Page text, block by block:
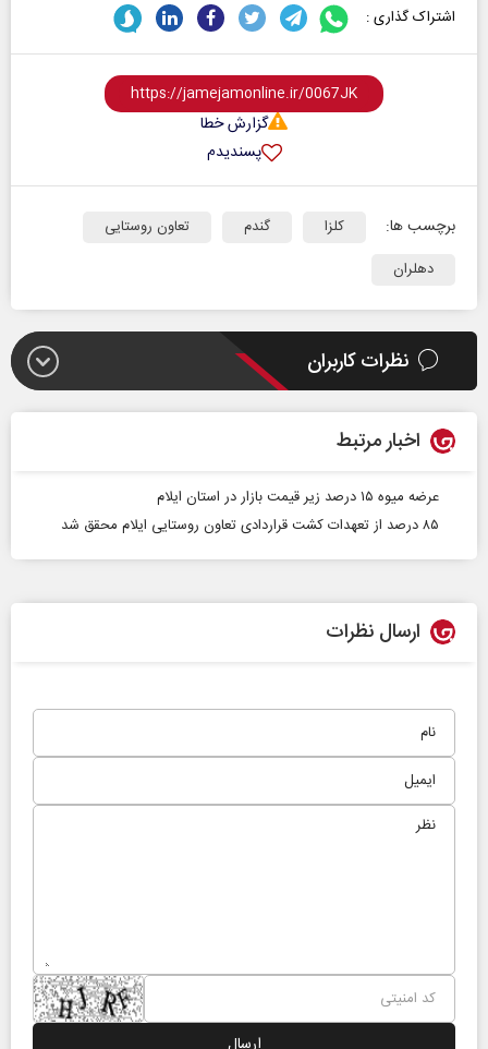
اشتراک گذاری :
گزارش خطا
پسندیدم
برچسب ها: کلزا گندم
تعاون روستایی
دهلران
نظرات کاربران
اخبار مرتبط
عرضه میوه ۱۵ درصد زیر قیمت بازار در استان ایلام
۸۵ درصد از تعهدات کشت قراردادی تعاون روستایی ایلام محقق شد
ارسال نظرات